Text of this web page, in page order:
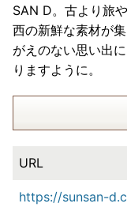
SAN D。古より旅
西の新鮮な素材が
がえのない思い出
りますように。
URL
https://sunsan-